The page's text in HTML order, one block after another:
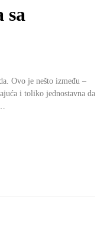
sa
Ovo je nešto između –
i toliko jednostavna da